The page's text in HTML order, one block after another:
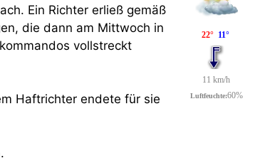
Ein Richter erließ gemäß
die dann am Mittwoch in
vollstreckt
Haftrichter endete für sie